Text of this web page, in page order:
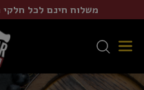
משלוח חינם לכל חלקי